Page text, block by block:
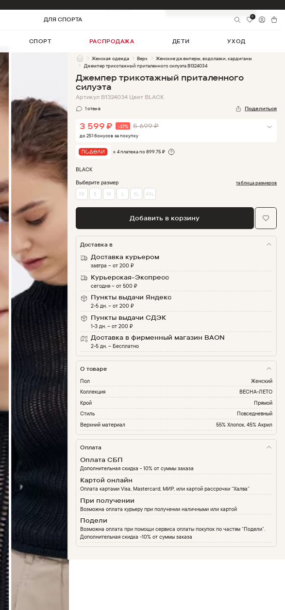
ДЛЯ СПОРТА 0
СПОРТ РАСПРОДАЖА ДЕТИ УХОД
5 699 ₽
Женская одежда Верх
Женские джемперы, водолазки, кардиганы
Джемпер трикотажный приталенного силуэта B1324034
Джемпер трикотажный приталенного
силуэта
Артикул B1324034 Цвет BLACK
1отзыв Поделиться
3 599 ₽ -37% 5 699 ₽
до251бонусов за покупку
х 4 платежа по899.75 ₽
BLACK
Выберите размер
таблица размеров
XS
S M L XL XXL
Добавить в корзину
Доставка в
Доставка курьером
завтра – от 200 ₽
Курьерская-Экспресс
сегодня– от 500 ₽
Пункты выдачи Яндекс
2-5 дн.– от 200 ₽
Пункты выдачи СДЭК
1-3 дн. – от 200 ₽
Доставка в фирменный магазин BAON
2-5 дн.– Бесплатно
О товаре
Пол
Женский
Коллекция
ВЕСНА-ЛЕТО
Крой
Прямой
Стиль
Повседневный
Верхний материал
55% Хлопок, 45% Акрил
Оплата
Оплата СБП
Дополнительная скидка - 10% от суммы заказа
Картой онлайн
Оплата картами Visa, Mastercard, МИР, или картой рассрочки “Халва”
При получении
Возможна оплата курьеру при получении наличными или картой
Подели
Возможна оплата при помощи сервиса оплаты покупок по частям “Подели”.
Дополнительная скидка -10% от суммы заказа